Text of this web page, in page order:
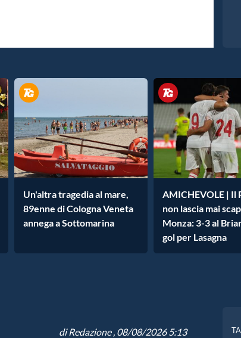
Un'altra tragedia al mare,
89enne di Cologna Veneta
annega a Sottomarina
AMICHEVOLE | Il
non lascia mai
Monza: 3-3 al
gol per Lasagna
diRedazione, 08/08/2026 5:13